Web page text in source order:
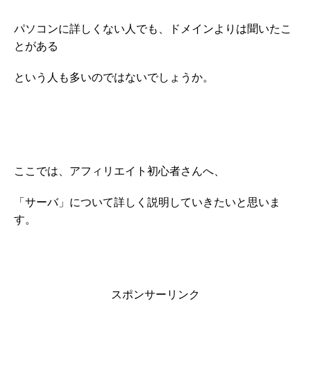
パソコンに詳しくない人でも、ドメインよりは聞いたこ
とがある
という人も多いのではないでしょうか。
ここでは、アフィリエイト初心者さんへ、
「サーバ」について詳しく説明していきたいと思いま
す。
スポンサーリンク